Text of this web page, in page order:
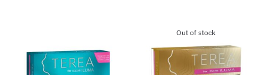
Out of stock